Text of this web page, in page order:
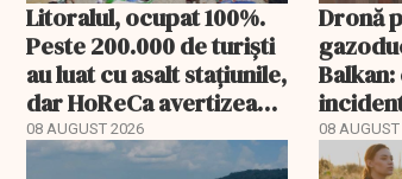
Litoralul, ocupat 100%.
Peste 200.000 de turiști
au luat cu asalt stațiunile,
dar HoReCa avertizează:
„Nu avem un an de
profit”
08 AUGUST 2026
Dronă
08